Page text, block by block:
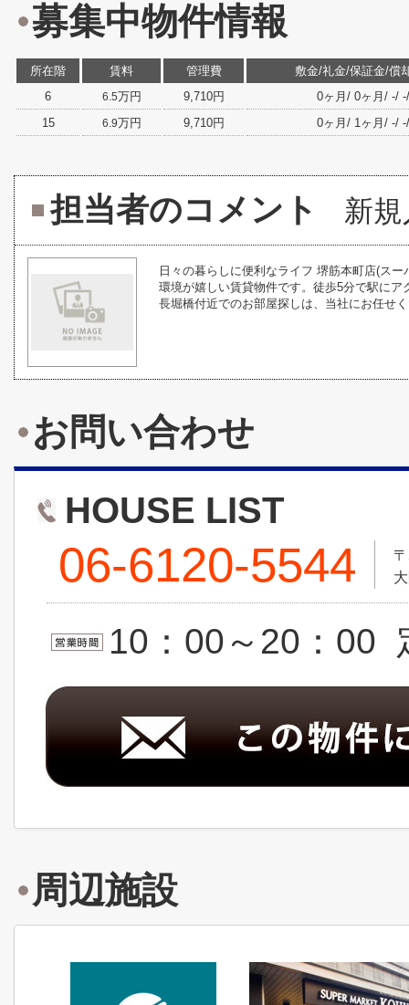
募集中物件情報
所在階 賃料 管理費
敷金/礼金/保証金/償
6
6.5万円 9,710円
0ヶ月/ 0ヶ月/ -/
15
6.9万円 9,710円 0ヶ月/ 1ヶ月/ -/
担当者のコメント 新
日々の暮らしに便利なライフ 堺筋本町店(ス
環境が嬉しい賃貸物件です。徒歩5分で駅に
長堀橋付近でのお部屋探しは、当社にお任せ
お問い合わせ
HOUSE LIST
06-6120-5544
10：00～20：00
周辺施設